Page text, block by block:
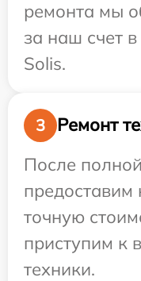
ремонта мы
за наш счет
Solis.
3
Ремонт
После
предоставим
точную
приступим к
техники.